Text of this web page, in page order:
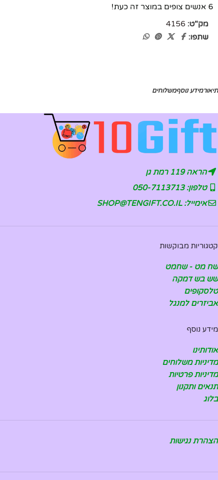
6 אנשים צופים במוצר זה כעת!
מק"ט: 4156
שתפו:
תיאורמידע נוסףמשלוחים
הראה 119 רמת גן
טלפון: 050-7113713
אימייל: SHOP@TENGIFT.CO.IL
קטגוריות מבוקשות
שח מט - שחמט
שש בש דמקה
טלסקופים
אביזרים למנגל
מידע נוסף
אודותינו
מדיניות משלוחים
מדיניות פרטיות
תנאים ותקנון
בלוג
הצהרת נגישות